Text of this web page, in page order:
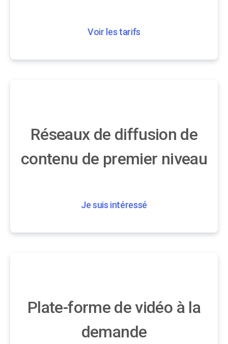
Voir les tarifs
Réseaux de diffusion de
contenu de premier niveau
Je suis intéressé
Plate-forme de vidéo à la
demande